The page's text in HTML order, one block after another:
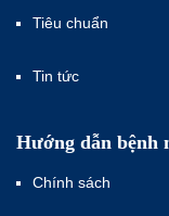
Tiêu chuẩn
Tin tức
Hướng dẫn bệnh
Chính sách